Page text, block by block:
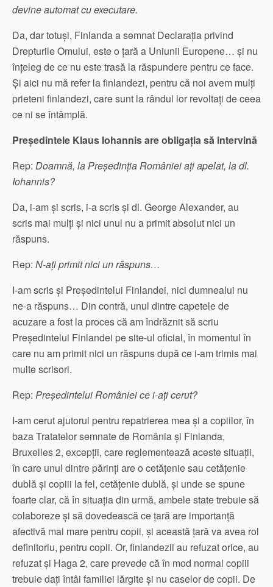
devine automat cu executare.
Da, dar totuși, Finlanda a semnat Declarația privind
Drepturile Omului, este o țară a Uniunii Europene… și nu
înțeleg de ce nu este trasă la răspundere pentru ce face.
Și aici nu mă refer la finlandezi, pentru că noi avem mulți
prieteni finlandezi, care sunt la rândul lor revoltați de ceea
ce ni se întâmplă.
Președintele Klaus Iohannis are obligația să intervină
Rep: Doamnă, la Președinția României ați apelat, la dl.
Iohannis?
Da, i-am și scris, i-a scris și dl. George Alexander, au
scris mai mulți și nici unul nu a primit absolut nici un
răspuns.
Rep: N-ați primit nici un răspuns…
I-am scris și Președintelui Finlandei, nici dumnealui nu
ne-a răspuns… Din contră, unul dintre capetele de
acuzare a fost la proces că am îndrăznit să scriu
Președintelui Finlandei pe site-ul oficial, în momentul în
care nu am primit nici un răspuns după ce i-am trimis mai
multe scrisori.
Rep: Președintelui României ce i-ați cerut?
I-am cerut ajutorul pentru repatrierea mea și a copiilor, în
baza Tratatelor semnate de România și Finlanda,
Bruxelles 2, excepții, care reglementează aceste situații,
în care unul dintre părinți are o cetățenie sau cetățenie
dublă și copiii la fel, cetățenie dublă, și unde se spune
foarte clar, că în situația din urmă, ambele state trebuie să
colaboreze și să dovedească ce țară are importanță
afectivă mai mare pentru copii, și această țară va avea rol
definitoriu, pentru copii. Or, finlandezii au refuzat orice, au
refuzat și Haga 2, care prevede că în mod normal copiii
trebuie dați întâi familiei lărgite și nu caselor de copii. De